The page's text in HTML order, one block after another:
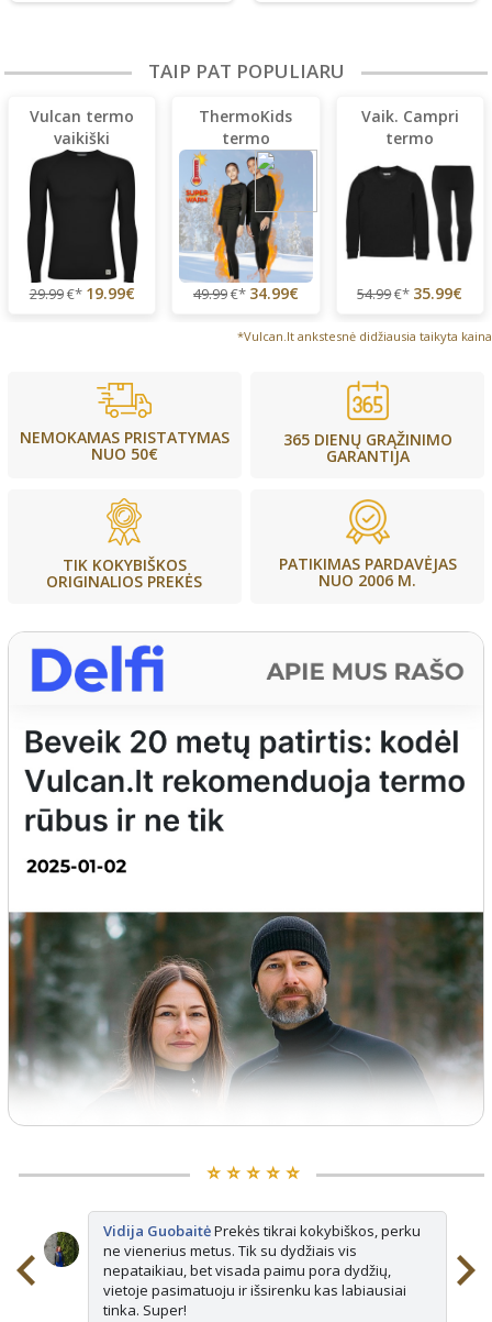
TAIP PAT POPULIARU
Vulcan termo
vaikiški
marškinėliai
29.99€* 19.99€
ThermoKids
termo
komplektas
vaikams
49.99€* 34.99€
Vaik. Campri
termo
54.99€* 35.99€
*Vulcan.lt ankstesnė didžiausia taikyta kaina
NEMOKAMAS PRISTATYMAS
NUO 50€
365 DIENŲ GRĄŽINIMO
GARANTIJA
TIK KOKYBIŠKOS
ORIGINALIOS PREKĖS
PATIKIMAS PARDAVĖJAS
NUO 2006 M.
⭐️ ⭐️ ⭐️ ⭐️ ⭐️
Vidija GuobaitėPrekės tikrai kokybiškos, perku
ne vienerius metus. Tik su dydžiais vis
nepataikiau, bet visada paimu pora dydžių,
vietoje pasimatuoju ir išsirenku kas labiausiai
tinka. Super!